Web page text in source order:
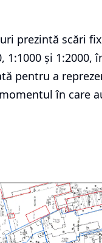
prezintă scări
1:1000 și 1:2000,
pentru a
în care